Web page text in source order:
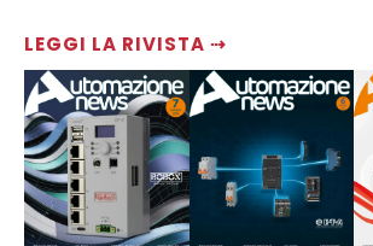
LEGGI LA RIVISTA ⇢